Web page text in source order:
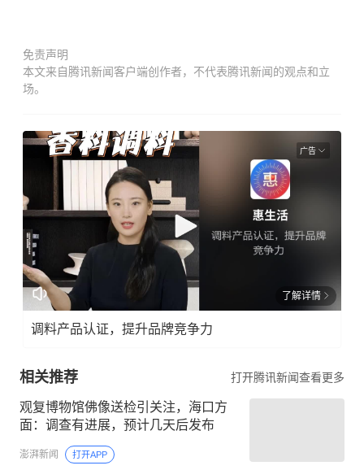
免责声明
本文来自腾讯新闻客户端创作者，不代表腾讯新闻的观点和立
场。
广告
了解详情
调料产品认证，提升品牌竞争力
相关推荐 打开腾讯新闻查看更多
观复博物馆佛像送检引关注，海口方
面：调查有进展，预计几天后发布
澎湃新闻 打开APP